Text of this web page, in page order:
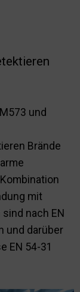
und
Brände
mit
nach EN
und darüber
EN 54-31